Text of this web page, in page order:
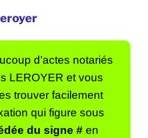
d’actes notariés
LEROYER et vous
trouver facilement
qui figure sous
du signe # en